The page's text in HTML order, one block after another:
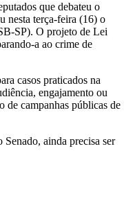
que debateu o
nesta terça-feira (16) o
SP). O projeto de Lei
a ao crime de
casos praticados na
engajamento ou
de campanhas públicas de
ainda precisa ser